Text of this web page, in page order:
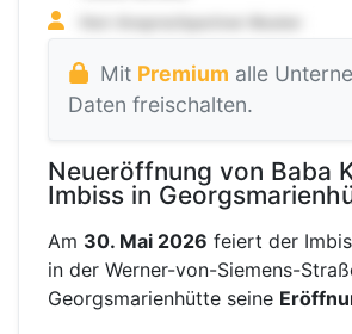
Mit Premium alle
Daten freischalten.
Neueröffnung von Baba
Imbiss in
Am 30. Mai 2026 feiert der
in der Werner-von-Siemens-
Georgsmarienhütte seine